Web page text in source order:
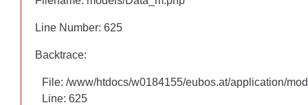
Line Number: 625
Backtrace:
File: /www/htdocs/w0184155/eubos.at/application/
Line: 625
Line Number: 625
Backtrace:
File: /www/htdocs/w0184155/eubos.at/application/
Line: 625